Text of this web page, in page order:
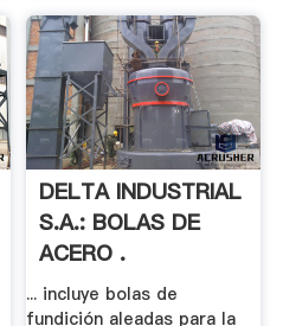
DELTA INDUSTRIAL
S.A.: BOLAS DE
ACERO .
... incluye bolas de
fundición aleadas para la